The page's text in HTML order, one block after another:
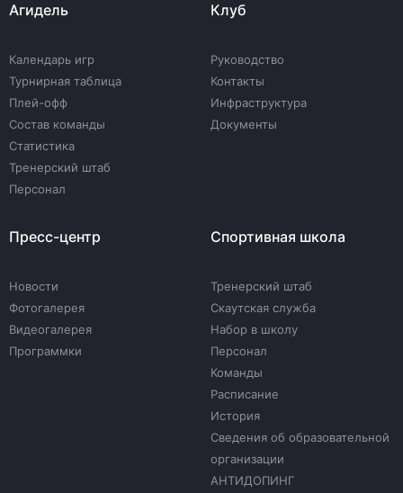
Агидель
Календарь игр
Турнирная таблица
Плей-офф
Состав команды
Статистика
Тренерский штаб
Персонал
Клуб
Руководство
Контакты
Инфраструктура
Документы
Пресс-центр
Новости
Фотогалерея
Видеогалерея
Программки
Спортивная школа
Тренерский штаб
Скаутская служба
Набор в школу
Персонал
Команды
Расписание
История
Сведения об образовательной
организации
АНТИДОПИНГ